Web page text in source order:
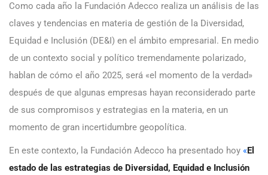
Como cada año la Fundación Adecco realiza un análisis de las
claves y tendencias en materia de gestión de la Diversidad,
Equidad e Inclusión (DE&I) en el ámbito empresarial. En medio
de un contexto social y político tremendamente polarizado,
hablan de cómo el año 2025, será «el momento de la verdad»
después de que algunas empresas hayan reconsiderado parte
de sus compromisos y estrategias en la materia, en un
momento de gran incertidumbre geopolítica.
En este contexto, la Fundación Adecco ha presentado hoy «El
estado de las estrategias de Diversidad, Equidad e Inclusión